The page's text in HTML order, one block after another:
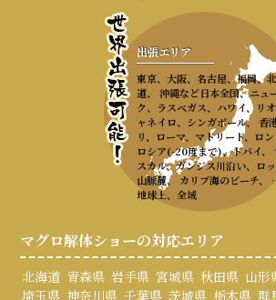
出張エリア
東京、大阪、名古屋、福岡、
道、 沖縄など日本全国、ニュ
ク、ラスベガス、ハワイ、リ
ャネイロ、シンガポール、 香
リ、ローマ、マドリード、ロ
ロシア(-20度まで)、ドバイ、
スカル、ガンジス川沿い、ロ
山脈麓、 カリブ海のビーチ
地球上、全域
マグロ解体ショーの対応エリア
北海道 青森県 岩手県 宮城県 秋田県 山形
埼玉県 神奈川県 千葉県 茨城県 栃木県 群